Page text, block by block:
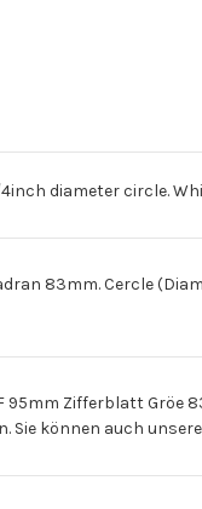
3/4inch diameter
Cadran 83mm. Cercle
AUF 95mm Zifferblatt
Sie können auch